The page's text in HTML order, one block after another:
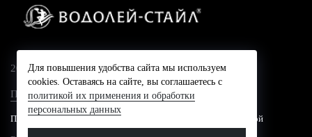
2024 © Компания Водолей-Cтайл
Политика конфидециальности
Представленные на сайте цены не являются публичной офертой
Для повышения удобства сайта мы используем
cookies. Оставаясь на сайте, вы соглашаетесь с
политикой их применения и обработки
персональных данных